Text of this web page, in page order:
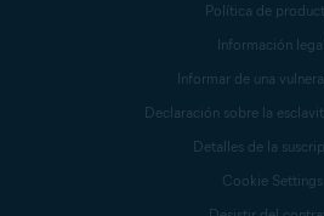
Política de
Información legal
Informar de una
Declaración sobre la
Detalles de la
Cookie Settings